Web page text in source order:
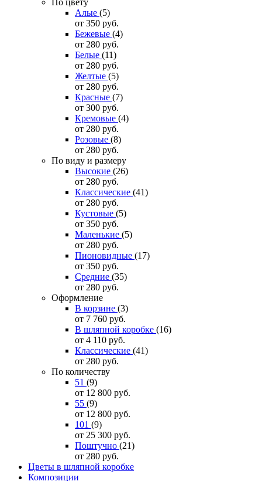
Алые (5)
от 350 руб.
Бежевые (4)
от 280 руб.
Белые (11)
от 280 руб.
Желтые (5)
от 280 руб.
Красные (7)
от 300 руб.
Кремовые (4)
от 280 руб.
Розовые (8)
от 280 руб.
По виду и размеру
Высокие (26)
от 280 руб.
Классические (41)
от 280 руб.
Кустовые (5)
от 350 руб.
Маленькие (5)
от 280 руб.
Пионовидные (17)
от 350 руб.
Средние (35)
от 280 руб.
Оформление
В корзине (3)
от 7 760 руб.
В шляпной коробке (16)
от 4 110 руб.
Классические (41)
от 280 руб.
По количеству
51 (9)
от 12 800 руб.
55 (9)
от 12 800 руб.
101 (9)
от 25 300 руб.
Поштучно (21)
от 280 руб.
Цветы в шляпной коробке
Композиции